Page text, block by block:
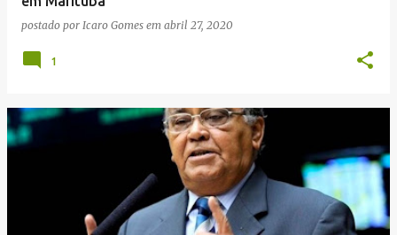
postado por Icaro Gomes em abril 27, 2020
1